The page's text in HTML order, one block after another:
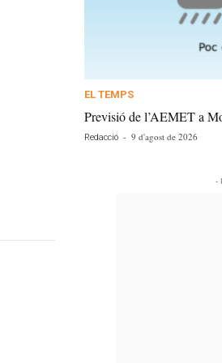
EL TEMPS
Previsió de l’AEMET a
Redacció - 9 d'agost de 2026
-